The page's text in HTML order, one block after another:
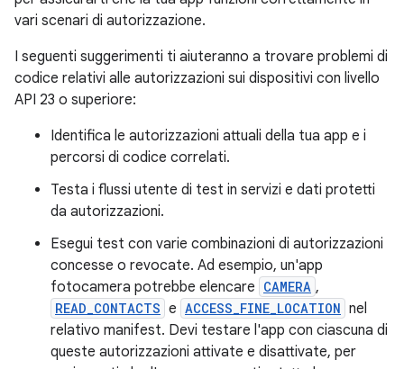
vari scenari di autorizzazione.
I seguenti suggerimenti ti aiuteranno a trovare problemi di
codice relativi alle autorizzazioni sui dispositivi con livello
API 23 o superiore:
Identifica le autorizzazioni attuali della tua app e i
percorsi di codice correlati.
Testa i flussi utente di test in servizi e dati protetti
da autorizzazioni.
Esegui test con varie combinazioni di autorizzazioni
concesse o revocate. Ad esempio, un'app
fotocamera potrebbe elencare CAMERA ,
READ_CONTACTS e ACCESS_FINE_LOCATION nel
relativo manifest. Devi testare l'app con ciascuna di
queste autorizzazioni attivate e disattivate, per